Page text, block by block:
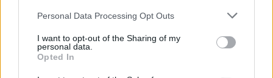
Personal Data Processing Opt Outs
I want to opt-out of the Sharing of my
personal data.
Opted In